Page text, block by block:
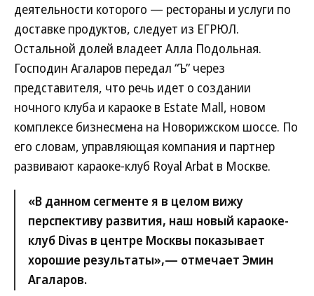
деятельности которого — рестораны и услуги по
доставке продуктов, следует из ЕГРЮЛ.
Остальной долей владеет Алла Подольная.
Господин Агаларов передал “Ъ” через
представителя, что речь идет о создании
ночного клуба и караоке в Estate Mall, новом
комплексе бизнесмена на Новорижском шоссе. По
его словам, управляющая компания и партнер
развивают караоке-клуб Royal Arbat в Москве.
«В данном сегменте я в целом вижу
перспективу развития, наш новый караоке-
клуб Divas в центре Москвы показывает
хорошие результаты»,— отмечает Эмин
Агаларов.